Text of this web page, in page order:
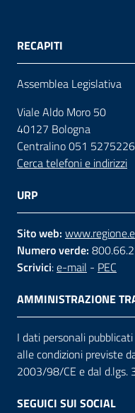
RECAPITI
Assemblea Legislativa
Viale Aldo Moro 50
40127 Bologna
Centralino 051 5275226
Cerca telefoni e indirizzi
URP
Sito web:
Numero verde:
Scrivici:e-mail - PEC
AMMINISTRAZIONE
I dati personali
alle condizioni previste
2003/98/CE e dal d.lgs.
SEGUICI SUI SOCIAL